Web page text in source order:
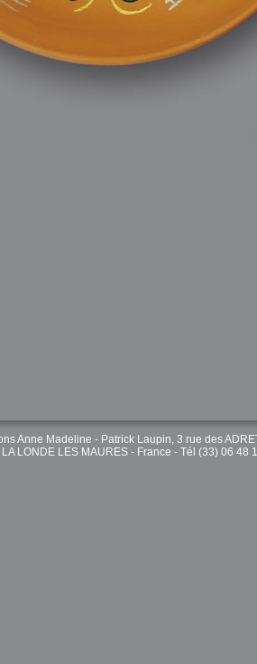
Anne Madeline - Patrick Laupin, 3 rue des
LONDE LES MAURES - France - Tél (33) 06 48